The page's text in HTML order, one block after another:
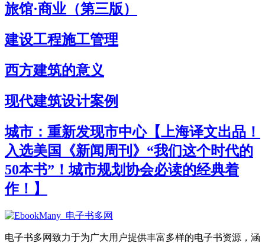
旅馆·商业（第三版）
建设工程施工管理
西方建筑的意义
现代建筑设计案例
城市：重新发现市中心【上海译文出品！
入选美国《新闻周刊》“我们这个时代的
50本书”！城市规划协会必读的经典着
作！】
电子书多网致力于为广大用户提供丰富多样的电子书资源，涵